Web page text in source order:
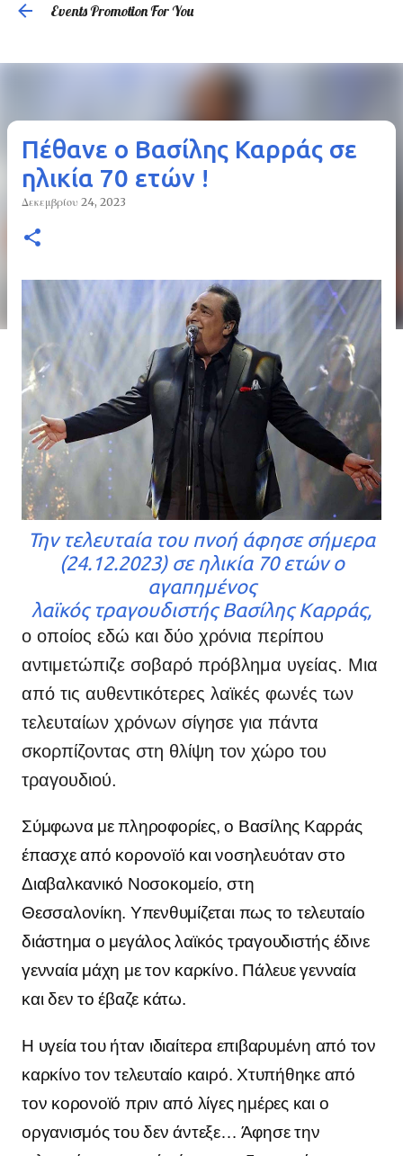
Events Promotion For You
Πέθανε ο Βασίλης Καρράς σε
ηλικία 70 ετών !
Δεκεμβρίου 24, 2023
Την τελευταία του πνοή άφησε σήμερα
(24.12.2023) σε ηλικία 70 ετών ο
αγαπημένος
λαϊκός τραγουδιστής Βασίλης Καρράς,
ο οποίος εδώ και δύο χρόνια περίπου
αντιμετώπιζε σοβαρό πρόβλημα υγείας. Μια
από τις αυθεντικότερες λαϊκές φωνές των
τελευταίων χρόνων σίγησε για πάντα
σκορπίζοντας στη θλίψη τον χώρο του
τραγουδιού.
Σύμφωνα με πληροφορίες, ο Βασίλης Καρράς
έπασχε από κορονοϊό και νοσηλευόταν στο
Διαβαλκανικό Νοσοκομείο, στη
Θεσσαλονίκη. Υπενθυμίζεται πως το τελευταίο
διάστημα ο μεγάλος λαϊκός τραγουδιστής έδινε
γενναία μάχη με τον καρκίνο. Πάλευε γενναία
και δεν το έβαζε κάτω.
Η υγεία του ήταν ιδιαίτερα επιβαρυμένη από τον
καρκίνο τον τελευταίο καιρό. Χτυπήθηκε από
τον κορονοϊό πριν από λίγες ημέρες και ο
οργανισμός του δεν άντεξε… Άφησε την